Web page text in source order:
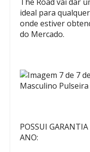
ideal para
onde estiver
do Mercado.
POSSUI
ANO: